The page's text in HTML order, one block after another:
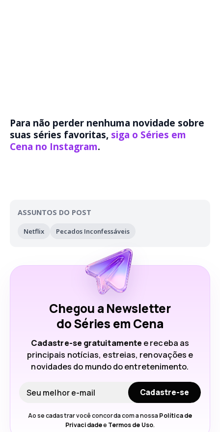
Para não perder nenhuma novidade sobre
suas séries favoritas, siga o Séries em
Cena no Instagram.
ASSUNTOS DO POST
Netflix Pecados Inconfessáveis
Chegou a Newsletter
do Séries em Cena
Cadastre-se gratuitamente e receba as
principais notícias, estreias, renovações e
novidades do mundo do entretenimento.
Seu e-mail
Cadastre-se
Ao se cadastrar você concorda com a nossa Política de
Privacidadee Termos de Uso.